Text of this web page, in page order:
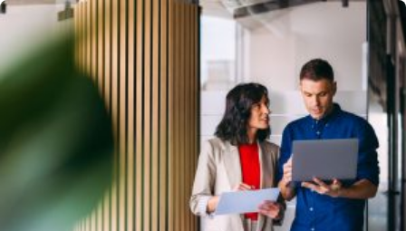
přivýdělku vás mohou stát spoustu peněz i problémů. Jak
se při komunikaci na internetu chovat, abyste se nestali
obětí podvodu? Přinášíme sedmero rad. S neseriózními
nabídkami práce se můžete setkat bohužel naprosto